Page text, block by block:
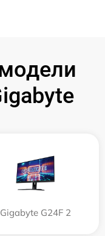
Gigabyte G24F 2